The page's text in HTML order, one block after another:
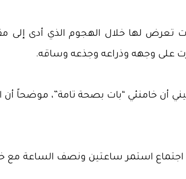
تعرض لها خلال الهجوم الذي أدى إلى
على وجهه وذراعه وجذعه وساقه.
أن خامنئي “بات بصحة تامة”، موضحاً
اجتماع استمر ساعتين ونصف الساعة